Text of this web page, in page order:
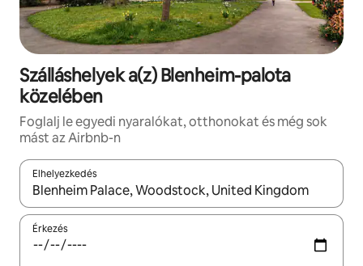
Szálláshelyek a(z) Blenheim-palota
közelében
Foglalj le egyedi nyaralókat, otthonokat és még sok
mást az Airbnb-n
Elhelyezkedés
Az eredmények között a felfelé és a lefelé nyíllal
Érkezés